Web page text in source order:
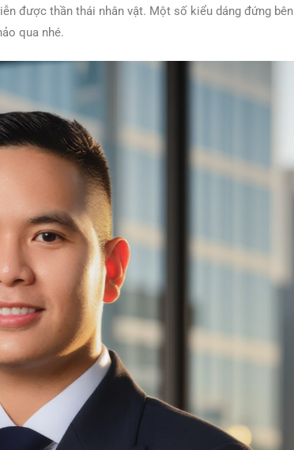
được thần thái nhân vật. Một số kiểu dáng đứng bên
qua nhé.